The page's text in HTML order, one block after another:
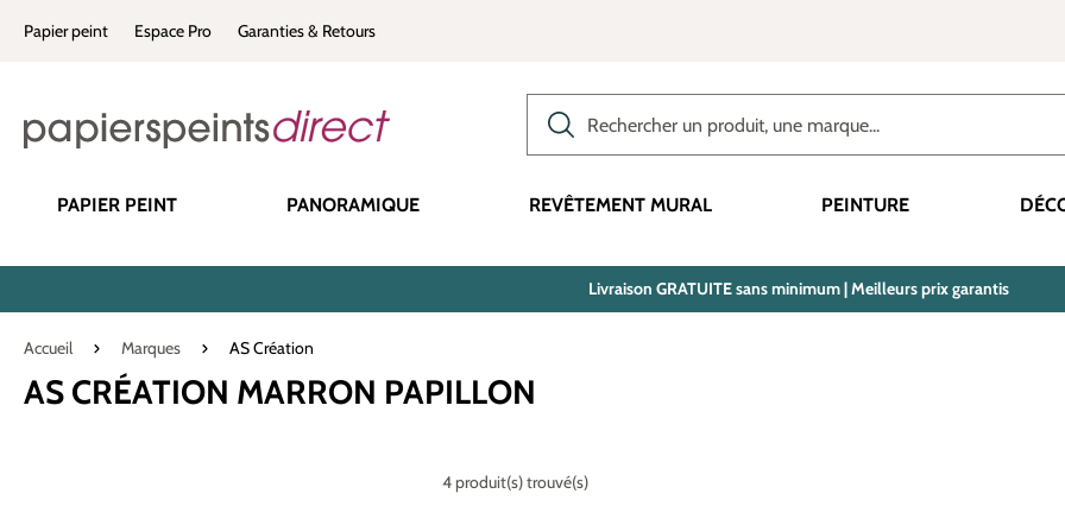
Passer à la navigation principale
Papier peint Espace Pro Garanties & Retours
PAPIER PEINT PANORAMIQUE REVÊTEMENT MURAL PEINTURE
Livraison GRATUITE sans minimum | Meilleurs prix garantis
Accueil Marques AS Création
AS CRÉATION MARRON PAPILLON
4 produit(s) trouvé(s)